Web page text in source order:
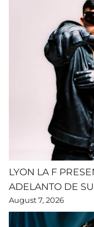
LYON LA F
ADELANTO DE
August 7, 2026